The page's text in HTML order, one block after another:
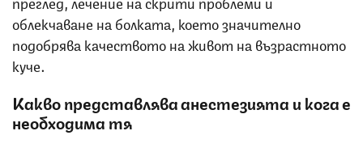
облекчаване на болката, което значително
подобрява качеството на живот на възрастното
куче.
Какво представлява анестезията и кога е
необходима тя